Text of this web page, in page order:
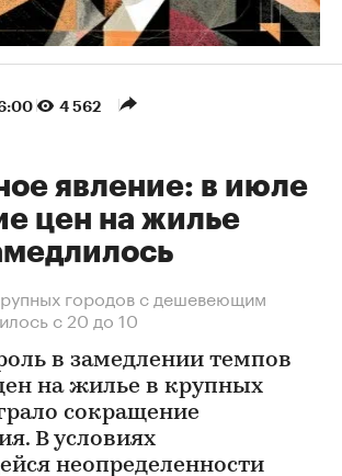
4 562
явление: в июле
цен на жилье
городов с дешевеющим
с 20 до 10
в замедлении темпов
на жилье в крупных
сокращение
В условиях
неопределенности